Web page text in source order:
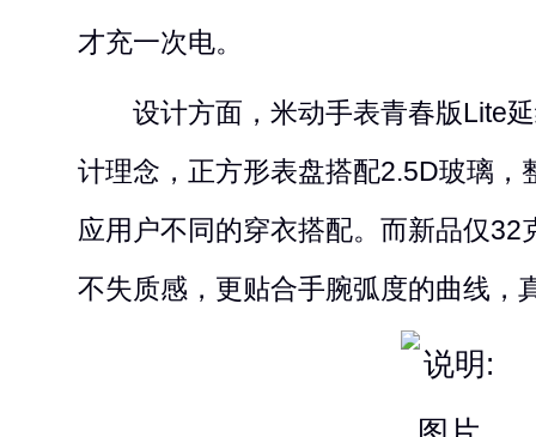
才充一次电。
设计方面，米动手表青春版Lite延
计理念，正方形表盘搭配2.5D玻璃，
应用户不同的穿衣搭配。而新品仅32
不失质感，更贴合手腕弧度的曲线，